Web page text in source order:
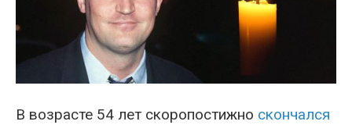
В возрасте 54 лет скоропостижно скончался